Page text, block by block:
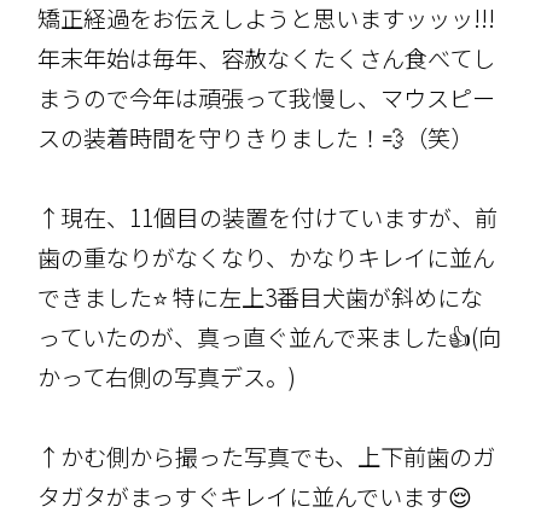
矯正経過をお伝えしようと思いますッッッ!!!
年末年始は毎年、容赦なくたくさん食べてし
まうので今年は頑張って我慢し、マウスピー
スの装着時間を守りきりました！💨（笑）
↑現在、11個目の装置を付けていますが、前
歯の重なりがなくなり、かなりキレイに並ん
できました⭐️ 特に左上3番目犬歯が斜めにな
っていたのが、真っ直ぐ並んで来ました👍(向
かって右側の写真デス。)
↑かむ側から撮った写真でも、上下前歯のガ
タガタがまっすぐキレイに並んでいます😌